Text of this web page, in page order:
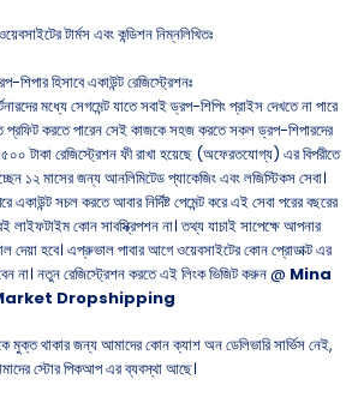
টার্মস এবং কন্ডিশন নিম্নলিখিতঃ
শিপার হিসাবে একাউন্ট রেজিস্ট্রেশনঃ
মধ্যে সেগমেন্ট যাতে সবাই ড্রপ-শিপিং প্রাইস দেখতে না পারে
প্রফিট করতে পারেন সেই কাজকে সহজ করতে সকল ড্রপ-শিপারদের
টাকা রেজিস্ট্রেশন ফী রাখা হয়েছে (অফেরতযোগ্য) এর বিপরীতে
১২ মাসের জন্য আনলিমিটেড প্যাকেজিং এবং লজিস্টিকস সেবা।
একাউন্ট সচল করতে আবার নির্দিষ্ট পেমেন্ট করে এই সেবা পরের বছরের
লাইফটাইম কোন সাবস্ক্রিপশন না। তথ্য যাচাই সাপেক্ষে আপনার
দেয়া হবে। এপ্রুভাল পাবার আগে ওয়েবসাইটের কোন প্রোডাক্ট এর
না। নতুন রেজিস্ট্রেশন করতে এই লিংক ভিজিট করুন @ Mina
Dropshipping
মুক্ত থাকার জন্য আমাদের কোন ক্যাশ অন ডেলিভারি সার্ভিস নেই,
স্টোর পিকআপ এর ব্যবস্থা আছে।